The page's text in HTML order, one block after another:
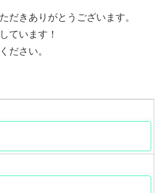
だきありがとうございます。
ています！
ださい。